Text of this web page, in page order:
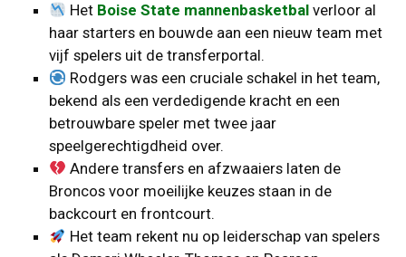
Het Boise State mannenbasketbal verloor al
haar starters en bouwde aan een nieuw team met
vijf spelers uit de transferportal.
Rodgers was een cruciale schakel in het team,
bekend als een verdedigende kracht en een
betrouwbare speler met twee jaar
speelgerechtigdheid over.
Andere transfers en afzwaaiers laten de
Broncos voor moeilijke keuzes staan in de
backcourt en frontcourt.
Het team rekent nu op leiderschap van spelers